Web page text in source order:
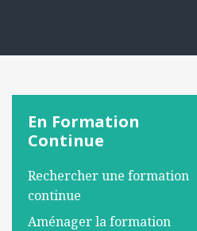
En Formation
Continue
Rechercher une formation
continue
Aménager la formation